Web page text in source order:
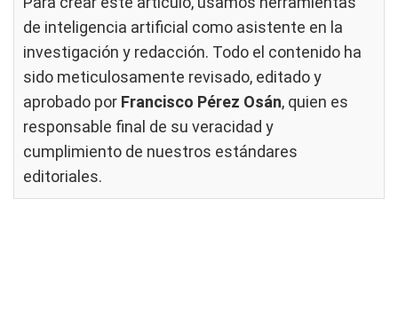
de inteligencia artificial como asistente en la
investigación y redacción. Todo el contenido ha
sido meticulosamente revisado, editado y
aprobado por Francisco Pérez Osán, quien es
responsable final de su veracidad y
cumplimiento de nuestros estándares
editoriales.